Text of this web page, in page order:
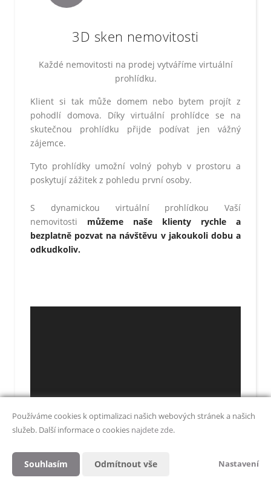
3D sken nemovitosti
Každé nemovitosti na prodej vytváříme virtuální
prohlídku.
Klient si tak může domem nebo bytem projít z
pohodlí domova. Díky virtuální prohlídce se na
skutečnou prohlídku přijde podívat jen vážný
zájemce.
Tyto prohlídky umožní volný pohyb v prostoru a
poskytují zážitek z pohledu první osoby.
S dynamickou virtuální prohlídkou Vaší
nemovitosti můžeme naše klienty rychle a
bezplatně pozvat na návštěvu v jakoukoli dobu a
odkudkoliv.
7
Používáme cookies k optimalizaci našich webových stránek a našich
služeb. Další informace o cookies najdete zde.
Souhlasím Odmítnout vše Nastavení